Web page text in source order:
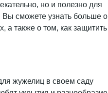
но и полезно для
Вы сможете узнать больше о
а также о том, как защитить
жужелиц в своем саду